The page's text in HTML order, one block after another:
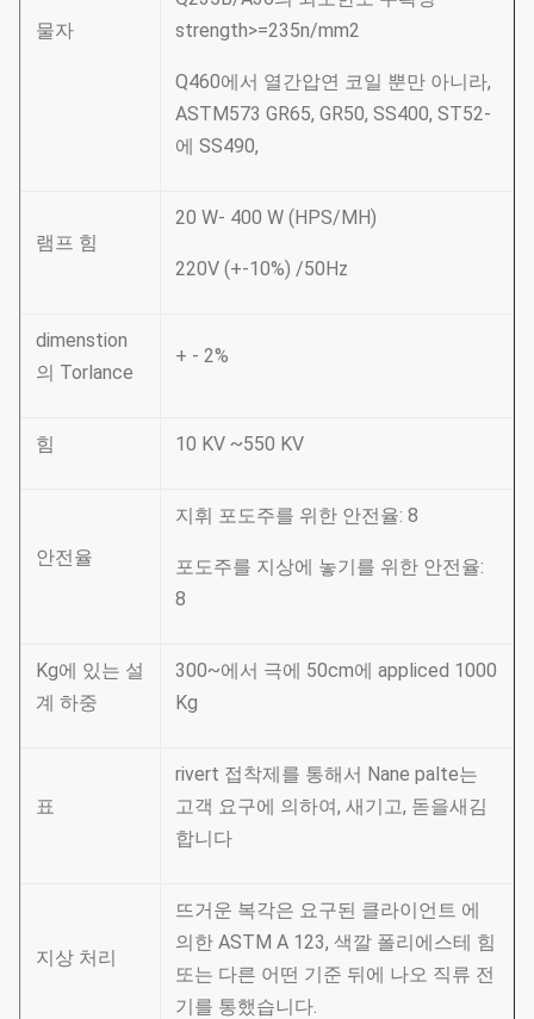
물자
strength>=235n/mm2
Q460에서 열간압연 코일 뿐만 아니라,
ASTM573 GR65, GR50, SS400, ST52-
에 SS490,
램프 힘
20 W- 400 W (HPS/MH)
220V (+-10%) /50Hz
dimenstion
의 Torlance
+ - 2%
힘 10 KV ~550 KV
안전율
지휘 포도주를 위한 안전율: 8
포도주를 지상에 놓기를 위한 안전율:
8
Kg에 있는 설
계 하중
300~에서 극에 50cm에 appliced 1000
Kg
표
rivert 접착제를 통해서 Nane palte는
고객 요구에 의하여, 새기고, 돋을새김
합니다
지상 처리
뜨거운 복각은 요구된 클라이언트 에
의한 ASTM A 123, 색깔 폴리에스테 힘
또는 다른 어떤 기준 뒤에 나오 직류 전
기를 통했습니다.